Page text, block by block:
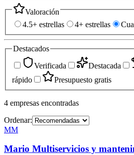
Valoración
4.5+ estrellas
4+ estrellas
Destacados
Verificada
Destacada
rápido
Presupuesto gratis
4 empresas encontradas
Ordenar:
MM
Mario Multiservicios y